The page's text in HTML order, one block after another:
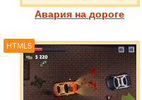
Авария на дороге
HTML5